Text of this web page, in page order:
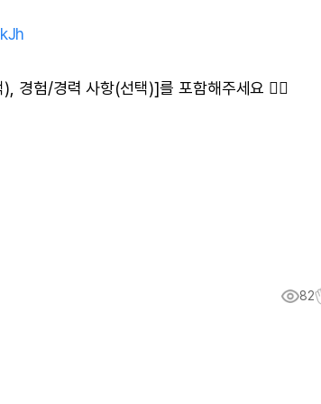
경험/경력 사항(선택)]를 포함해주세요 🙇‍♂
82